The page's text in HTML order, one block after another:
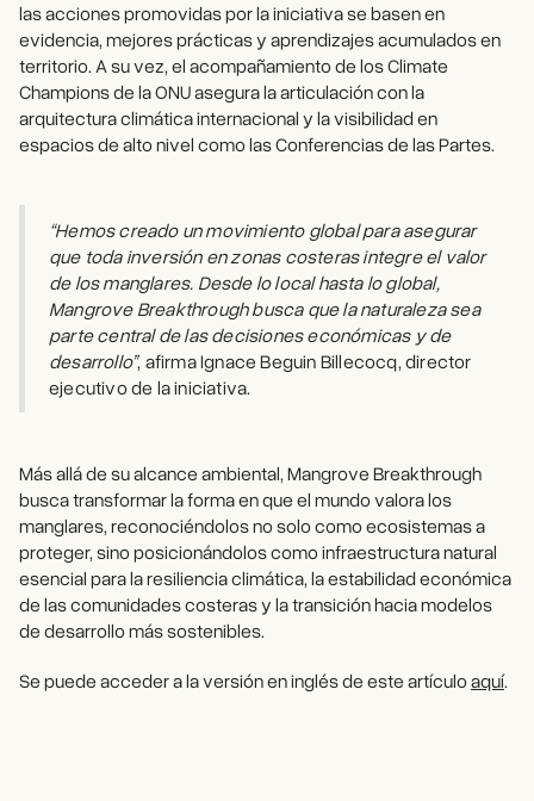
las acciones promovidas por la iniciativa se basen en
evidencia, mejores prácticas y aprendizajes acumulados en
territorio. A su vez, el acompañamiento de los Climate
Champions de la ONU asegura la articulación con la
arquitectura climática internacional y la visibilidad en
espacios de alto nivel como las Conferencias de las Partes.
“Hemos creado un movimiento global para asegurar
que toda inversión en zonas costeras integre el valor
de los manglares. Desde lo local hasta lo global,
Mangrove Breakthrough busca que la naturaleza sea
parte central de las decisiones económicas y de
desarrollo”, afirma Ignace Beguin Billecocq, director
ejecutivo de la iniciativa.
Más allá de su alcance ambiental, Mangrove Breakthrough
busca transformar la forma en que el mundo valora los
manglares, reconociéndolos no solo como ecosistemas a
proteger, sino posicionándolos como infraestructura natural
esencial para la resiliencia climática, la estabilidad económica
de las comunidades costeras y la transición hacia modelos
de desarrollo más sostenibles.
Se puede acceder a la versión en inglés de este artículoaquí.